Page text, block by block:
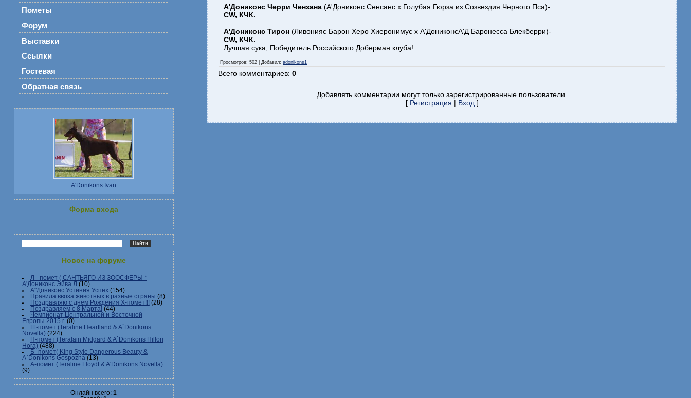
Пометы
Форум
Выставки
Ссылки
Гостевая
Обратная связь
A'Donikons Ivan
Форма входа
Новое на форуме
Л - помет ( САНТЬЯГО ИЗ ЗООСФЕРЫ *
А'Дониконс Эйва Л
(10)
А"Дониконс Устиния Успех (154)
Правила ввоза животных в разные страны (8)
Поздравляю с днём Рождения Х-помет!!! (28)
Поздравляем с 8 Марта! (44)
Чемпионат Центральной и Восточной
Европы 2015 г. (0)
Ш-помет (Teraline Heartland & A`Donikons
Novella) (224)
Н-помет (Teralain Midgard & A`Donikons Hillori
Hora) (488)
Б- помет( King Style Dangerous Beauty &
A`Donikons Gospozha (13)
А-помет (Teraline Floydt & A'Donikons Novella)
(9)
Онлайн всего:1
А'Дониконс Черри Чензана (А'Дониконс Сенсанс х Голубая Гюрза из Созвездия Черного Пса)-
CW, КЧК.
А'Дониконс Тирон (Ливонияс Барон Херо Хиеронимус х А'ДониконсА'Д Баронесса Блекберри)-
CW, КЧК.
Лучшая сука, Победитель Российского Доберман клуба!
Просмотров: 502 |Добавил:adonikons1
Всего комментариев:0
Добавлять комментарии могут только зарегистрированные пользователи.
[ Регистрация | Вход]